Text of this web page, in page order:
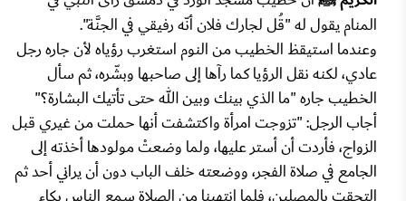
المنام يقول له "قُل لجارك فلان أنّه رفيقي في الجنَّة".
وعندما استيقظ الخطيب من النوم استغرب رؤياه لأن جاره رجل
عادي، لكنه نقل الرؤيا كما رآها إلى صاحبها وبشّره، ثم سأل
الخطيب جاره "ما الذي بينك وبين الله حتى تأتيك البشارة؟"
أجاب الرجل: "تزوجت امرأة واكتشفت أنها حملت من غيري قبل
الزواج، فأردت أن أستر عليها، ولما وضعتْ مولودها أخذته إلى
الجامع في صلاة الفجر، ووضعته خلف الباب دون أن يراني أحد ثم